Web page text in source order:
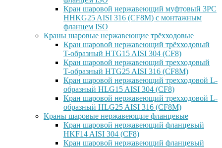
Кран шаровой нержавеющий муфтовый 3PC
HHKG25 AISI 316 (CF8M) с монтажным
фланцем ISO
Краны шаровые нержавеющие трёхходовые
Кран шаровой нержавеющий трёхходовый
T-образный HTG15 AISI 304 (CF8)
Кран шаровой нержавеющий трехходовый
T-образный HTG25 AISI 316 (CF8M)
Кран шаровой нержавеющий трехходовой L-
образный HLG15 AISI 304 (CF8)
Кран шаровой нержавеющий трехходовой L-
образный HLG25 AISI 316 (CF8M)
Краны шаровые нержавеющие фланцевые
Кран шаровой нержавеющий фланцевый
HKF14 AISI 304 (CF8)
Кран шаровой нержавеющий фланцевый